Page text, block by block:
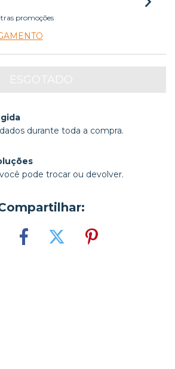
promoções
durante toda a compra.
pode trocar ou devolver.